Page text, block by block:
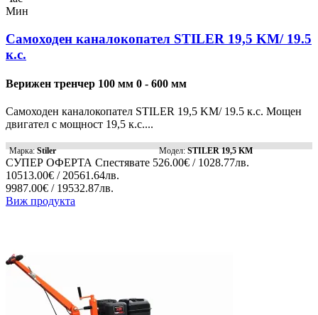
Мин
Самоходен каналокопател STILER 19,5 KM/ 19.5
к.с.
Верижен тренчер 100 мм 0 - 600 мм
Самоходен каналокопател STILER 19,5 KM/ 19.5 к.с. Мощен
двигател с мощност 19,5 к.с....
Марка:Stiler Модел:STILER 19,5 KM
СУПЕР ОФЕРТА Спестявате 526.00€ / 1028.77лв.
10513.00€ / 20561.64лв.
9987.00€ / 19532.87лв.
Виж продукта